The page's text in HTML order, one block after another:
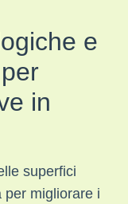
e
in
superfici
per migliorare i